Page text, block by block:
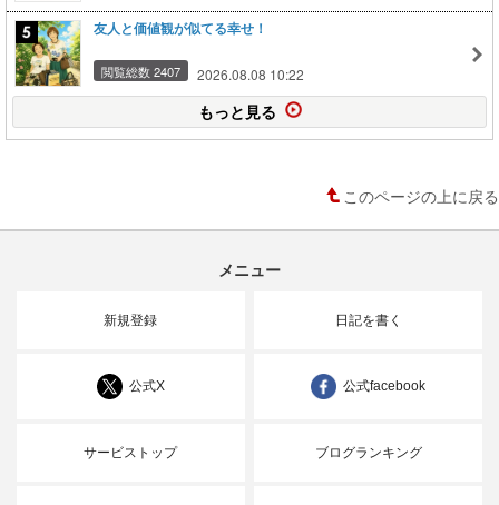
友人と価値観が似てる幸せ！
閲覧総数 2407 2026.08.08 10:22
もっと見る
このページの上に戻る
メニュー
新規登録 日記を書く
公式X 公式facebook
サービストップ ブログランキング